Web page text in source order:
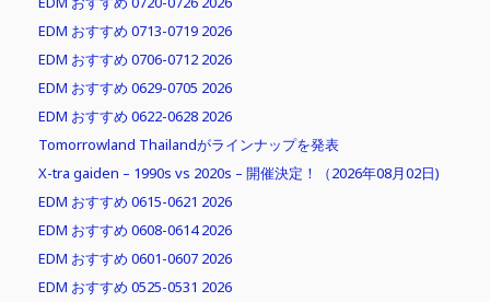
EDM おすすめ 0713-0719 2026
EDM おすすめ 0706-0712 2026
EDM おすすめ 0629-0705 2026
EDM おすすめ 0622-0628 2026
Tomorrowland Thailandがラインナップを発表
X-tra gaiden – 1990s vs 2020s – 開催決定！（2026年08月02日)
EDM おすすめ 0615-0621 2026
EDM おすすめ 0608-0614 2026
EDM おすすめ 0601-0607 2026
EDM おすすめ 0525-0531 2026